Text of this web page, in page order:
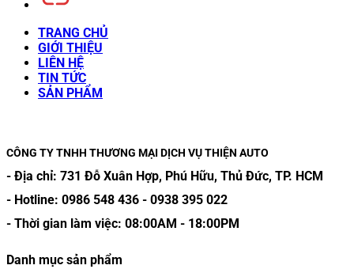
TRANG CHỦ
GIỚI THIỆU
LIÊN HỆ
TIN TỨC
SẢN PHẨM
CÔNG TY TNHH THƯƠNG MẠI DỊCH VỤ THIỆN AUTO
- Địa chỉ: 731 Đỗ Xuân Hợp, Phú Hữu, Thủ Đức, TP. HCM
- Hotline: 0986 548 436 - 0938 395 022
- Thời gian làm việc: 08:00AM - 18:00PM
Danh mục sản phẩm